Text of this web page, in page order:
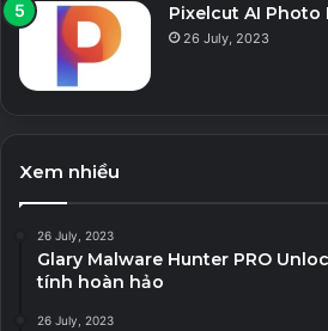
Pixelcut AI Photo
26 July, 2023
Xem nhiều
26 July, 2023
Glary Malware Hunter PRO
tính hoàn hảo
26 July, 2023